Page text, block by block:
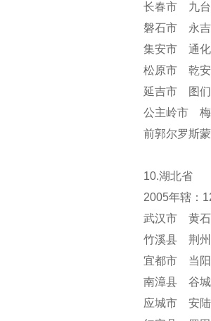
长春市 九
磐石市 永
集安市 通
松原市 乾
延吉市 图
公主岭市
前郭尔罗斯
10.湖北省
2005年辖：
武汉市 黄
竹溪县 荆
宜都市 当
南漳县 谷
应城市 安